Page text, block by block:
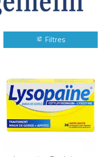
Filtres